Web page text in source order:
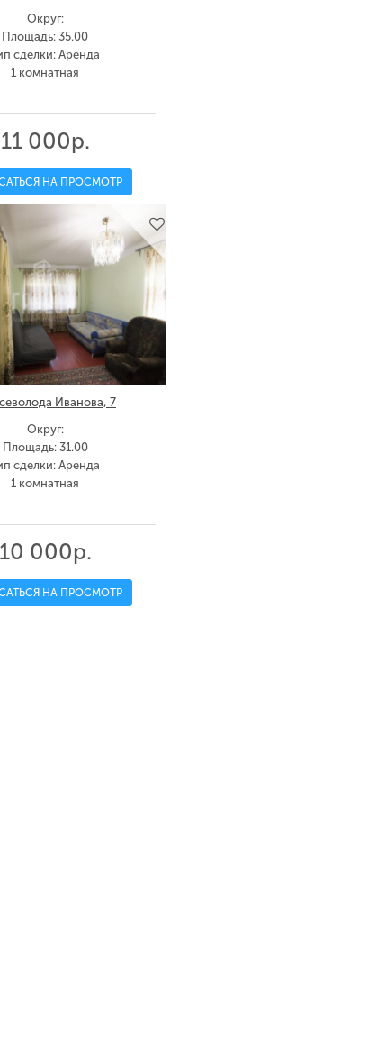
Округ:
Площадь: 35.00
сделки: Аренда
1 комнатная
11 000р.
НА ПРОСМОТР
Иванова, 7
Округ:
Площадь: 31.00
сделки: Аренда
1 комнатная
10 000р.
НА ПРОСМОТР